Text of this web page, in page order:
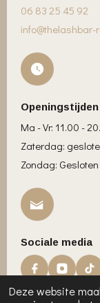
Deze website
06 83 25 45 92
info@thelashbar-
Openingstijden
Ma - Vr: 11.00 -
Zaterdag:
Zondag: Gesloten
Sociale media